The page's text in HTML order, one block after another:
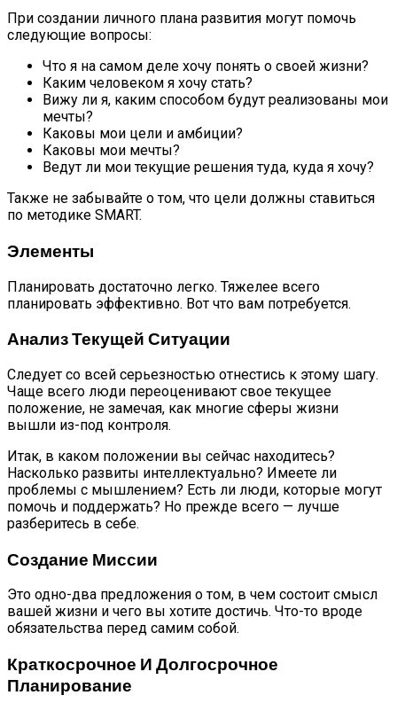
При создании личного плана развития могут помочь
следующие вопросы:
Что я на самом деле хочу понять о своей жизни?
Каким человеком я хочу стать?
Вижу ли я, каким способом будут реализованы мои
мечты?
Каковы мои цели и амбиции?
Каковы мои мечты?
Ведут ли мои текущие решения туда, куда я хочу?
Также не забывайте о том, что цели должны ставиться
по методике SMART.
Элементы
Планировать достаточно легко. Тяжелее всего
планировать эффективно. Вот что вам потребуется.
Анализ Текущей Ситуации
Следует со всей серьезностью отнестись к этому шагу.
Чаще всего люди переоценивают свое текущее
положение, не замечая, как многие сферы жизни
вышли из-под контроля.
Итак, в каком положении вы сейчас находитесь?
Насколько развиты интеллектуально? Имеете ли
проблемы с мышлением? Есть ли люди, которые могут
помочь и поддержать? Но прежде всего — лучше
разберитесь в себе.
Создание Миссии
Это одно-два предложения о том, в чем состоит смысл
вашей жизни и чего вы хотите достичь. Что-то вроде
обязательства перед самим собой.
Краткосрочное И Долгосрочное
Планирование